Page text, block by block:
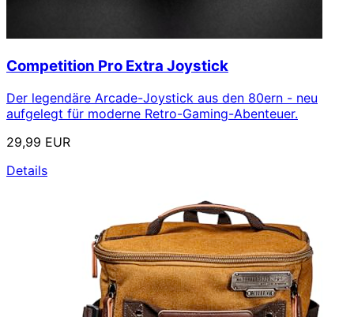
Competition Pro Extra Joystick
Der legendäre Arcade-Joystick aus den 80ern - neu
aufgelegt für moderne Retro-Gaming-Abenteuer.
29,99 EUR
Details